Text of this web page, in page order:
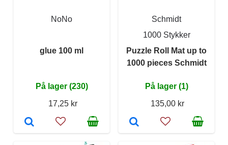
NoNo
glue 100 ml
På lager (230)
17,25 kr
Schmidt
1000 Stykker
Puzzle Roll Mat up to
1000 pieces Schmidt
På lager (1)
135,00 kr